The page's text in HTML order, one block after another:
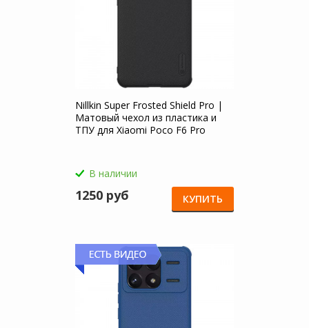
Nillkin Super Frosted Shield Pro |
Матовый чехол из пластика и
ТПУ для Xiaomi Poco F6 Pro
В наличии
1250 руб КУПИТЬ